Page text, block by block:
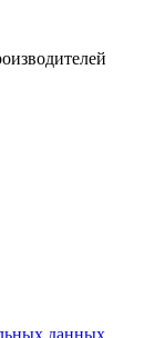
данных